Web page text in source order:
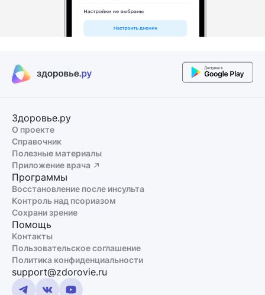
Здоровье.ру
О проекте
Справочник
Полезные материалы
Приложение врача
Программы
Восстановление после инсульта
Контроль над псориазом
Сохрани зрение
Помощь
Контакты
Пользовательское соглашение
Политика конфиденциальности
support@zdorovie.ru